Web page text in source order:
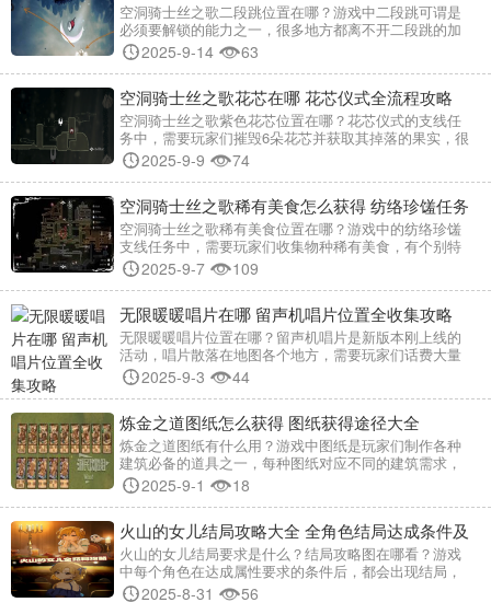
四岁的你，受到你的姨母杨淑妃的引荐，入宫成为当
方法
空洞骑士丝之歌二段跳位置在哪？游戏中二段跳可谓是
必须要解锁的能力之一，很多地方都离不开二段跳的加
持才能通过，小编今儿为大家分享关于幻羽披风二段跳
位置及获得方法，还不知道怎么解锁二段跳的小伙伴们
看过来~ 空洞骑士丝之歌幻羽披风二段跳拿到方法 想解
锁二段跳得前往费耶山。不过这一路可不容易，沿途长
椅少，一旦失误就得从头再来。 爬山时敌人
2025-9-14 63
空洞骑士丝之歌花芯在哪 花芯仪式全流程攻略
空洞骑士丝之歌紫色花芯位置在哪？花芯仪式的支线任
务中，需要玩家们摧毁6朵花芯并获取其掉落的果实，很
多玩家找不到花芯的位置，尤其是紫花芯，没关系，小
编在这里就为大家一一揭开答案，望围观~ 空洞骑士丝之
歌花芯仪式全流程攻略 如何完成花芯仪式花芯位置 开始
前务必先获墙跳功能 1、花芯1
2025-9-9 74
空洞骑士丝之歌稀有美食怎么获得 纺络珍馐任务
稀有美食全流程攻略
空洞骑士丝之歌稀有美食位置在哪？游戏中的纺络珍馐
支线任务中，需要玩家们收集物种稀有美食，有个别特
别难寻找，小编在这里就为大家交代稀有美食详细位置
及收集方法，希望能给小伙伴们提供帮助~ 纺络珍馐支线
任务稀有美食全收集攻略 纺络珍馐任务接取位置 与位于
圣堡的梅尔格温交谈接取此任务。必须将所有稀有美食
全部交付给梅尔格温才能完成任务。
2025-9-7 109
无限暖暖唱片在哪 留声机唱片位置全收集攻略
无限暖暖唱片位置在哪？留声机唱片是新版本刚上线的
活动，唱片散落在地图各个地方，需要玩家们话费大量
的时间去收集，没关系，小编今儿就一口气为大家整理
了全部唱片的位置，方便小伙伴们第一时间找到~ 无限暖
暖唱片全收集攻略 唱片可以在家园造好留声机后播放，
在唱诗蓝龙处用露珠还可以兑换8个唱片。家园放置留声
鸡后清洁（1天1个，共3个）
2025-9-3 44
炼金之道图纸怎么获得 图纸获得途径大全
炼金之道图纸有什么用？游戏中图纸是玩家们制作各种
建筑必备的道具之一，每种图纸对应不同的建筑需求，
小编在这里就给大家带来了全图纸获得途径总汇，需要
收集全部图纸的小伙伴们快来看看吧~ 炼金之道图纸大全
蓝图-临时图书馆 所需材料 【一块土地】+【基础材料】
+【石头】+【树枝】+【青铜币】 获取方法 前往【森林
边缘】探索获得
2025-9-1 18
火山的女儿结局攻略大全 全角色结局达成条件及
属性要求一览
火山的女儿结局要求是什么？结局攻略图在哪看？游戏
中每个角色在达成属性要求的条件后，都会出现结局，
小编今儿就给小伙伴们奉上该游戏全角色结局达成条件
及属性要求一览，结局攻略请收好~ 火山的女儿全部结局
2025-8-31 56